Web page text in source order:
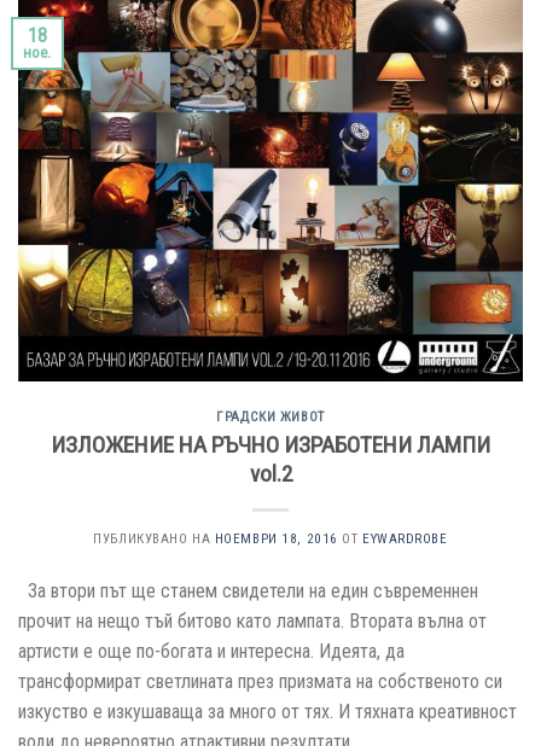
18
ное.
ГРАДСКИ ЖИВОТ
ИЗЛОЖЕНИЕ НА РЪЧНО ИЗРАБОТЕНИ ЛАМПИ
vol.2
ПУБЛИКУВАНО НА НОЕМВРИ 18, 2016 ОТ EYWARDROBE
За втори път ще станем свидетели на един съвременнен
прочит на нещо тъй битово като лампата. Втората вълна от
артисти е още по-богата и интересна. Идеята, да
трансформират светлината през призмата на собственото си
изкуство е изкушаваща за много от тях. И тяхната креативност
води до невероятно атрактивни резултати.